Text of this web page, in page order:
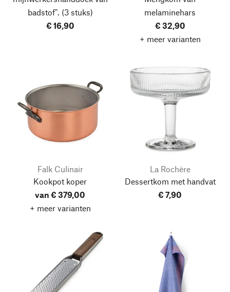
badstof". (3 stuks)
€ 16,90
melaminehars
€ 32,90
+ meer varianten
Falk Culinair
Kookpot koper
van € 379,00
+ meer varianten
La Rochère
Dessertkom met handvat
€ 7,90